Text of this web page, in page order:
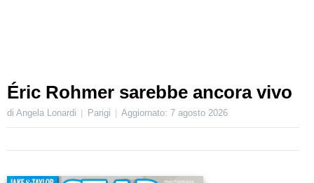
Éric Rohmer sarebbe ancora vivo
di Angela Lonardi Parigi Aggiornato: 7 agosto 2026